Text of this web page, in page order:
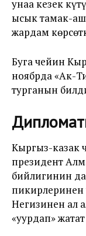
унаа кезек
ысык тамак-
жардам
Буга чейин
ноябрда «Ак-
турганын
Кыргыз-казак
президент
бийлигинин
пикирлеринен
Негизинен ал
«уурдап»